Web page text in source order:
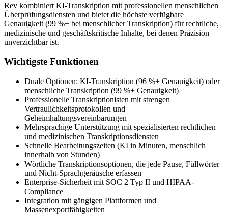
Rev kombiniert KI-Transkription mit professionellen menschlichen
Überprüfungsdiensten und bietet die höchste verfügbare
Genauigkeit (99 %+ bei menschlicher Transkription) für rechtliche,
medizinische und geschäftskritische Inhalte, bei denen Präzision
unverzichtbar ist.
Wichtigste Funktionen
Duale Optionen: KI-Transkription (96 %+ Genauigkeit) oder
menschliche Transkription (99 %+ Genauigkeit)
Professionelle Transkriptionisten mit strengen
Vertraulichkeitsprotokollen und
Geheimhaltungsvereinbarungen
Mehrsprachige Unterstützung mit spezialisierten rechtlichen
und medizinischen Transkriptionsdiensten
Schnelle Bearbeitungszeiten (KI in Minuten, menschlich
innerhalb von Stunden)
Wörtliche Transkriptionsoptionen, die jede Pause, Füllwörter
und Nicht-Sprachgeräusche erfassen
Enterprise-Sicherheit mit SOC 2 Typ II und HIPAA-
Compliance
Integration mit gängigen Plattformen und
Massenexportfähigkeiten